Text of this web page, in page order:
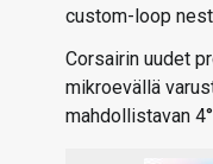
custom-loop
Corsairin uudet
mikroevällä
mahdollistavan